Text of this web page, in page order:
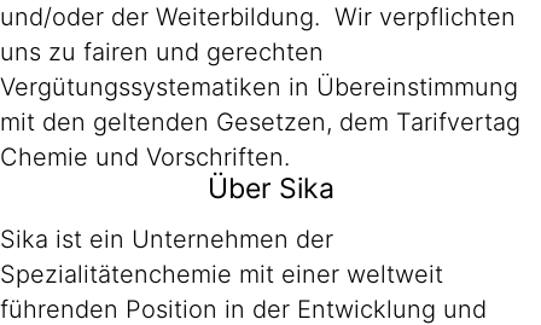
und/oder der Weiterbildung. Wir verpflichten
uns zu fairen und gerechten
Vergütungssystematiken in Übereinstimmung
mit den geltenden Gesetzen, dem Tarifvertag
Chemie und Vorschriften.
Über Sika
Sika ist ein Unternehmen der
Spezialitätenchemie mit einer weltweit
führenden Position in der Entwicklung und